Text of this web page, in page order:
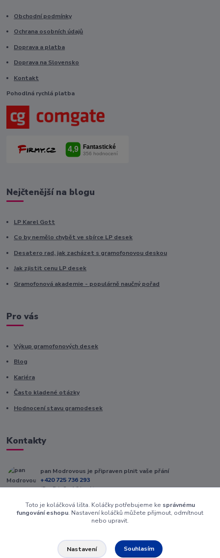
Obchodní podmínky
Ochrana osobních údajů
Doprava a platba
Doprava na Slovensko
Kontakt
Pohodlná rychlá platba
Nejčtenější na blogu
LP Karel Gott
Co by nemělo chybět ve sbírce LP desek
Desatero rad, jak zacházet s gramofonovou deskou
Jak zjistit cenu LP desek
Gramofonová akademie - populárně naučný pořad
Pro vás
Výkup gramofonových desek
Blog
Kariéra
Často kladené otázky
Hodnocení stavu gramodesek
Kontakty
pan Modrovous je připraven plnit vaše přání
+420 725 736 293
(Po-Pá, 8 - 16 hod.)
info@modrovous.cz
Toto je koláčková lišta. Koláčky potřebujeme ke správnému
fungování eshopu. Nastavení koláčků můžete přijmout, odmítnout
nebo upravit.
Nastavení Souhlasím